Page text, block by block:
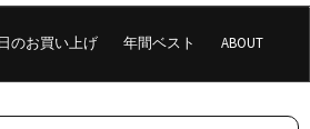
のお買い上げ 年間ベスト ABOUT